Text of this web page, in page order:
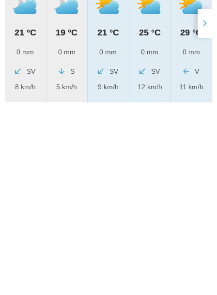
21 °C
0 mm
SV
8 km/h
19 °C
0 mm
S
5 km/h
21 °C
0 mm
SV
9 km/h
25 °C
0 mm
SV
12 km/h
29 °C
0 mm
V
11 km/h